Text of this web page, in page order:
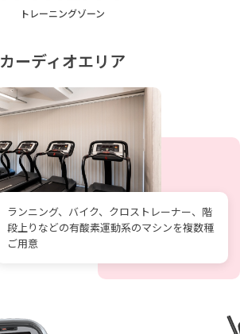
トレーニングゾーン
カーディオエリア
ランニング、バイク、クロストレーナー、階
段上りなどの有酸素運動系のマシンを複数種
ご用意